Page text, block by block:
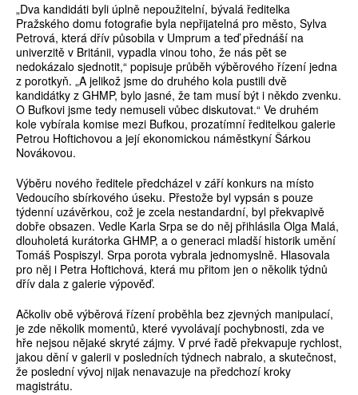
„Dva kandidáti byli úplně nepoužitelní, bývalá ředitelka
Pražského domu fotografie byla nepřijatelná pro město, Sylva
Petrová, která dřív působila v Umprum a teď přednáší na
univerzitě v Británii, vypadla vinou toho, že nás pět se
nedokázalo sjednotit,“ popisuje průběh výběrového řízení jedna
z porotkyň. „A jelikož jsme do druhého kola pustili dvě
kandidátky z GHMP, bylo jasné, že tam musí být i někdo zvenku.
O Bufkovi jsme tedy nemuseli vůbec diskutovat.“ Ve druhém
kole vybírala komise mezi Bufkou, prozatímní ředitelkou galerie
Petrou Hoftichovou a její ekonomickou náměstkyní Šárkou
Novákovou.
Výběru nového ředitele předcházel v září konkurs na místo
Vedoucího sbírkového úseku. Přestože byl vypsán s pouze
týdenní uzávěrkou, což je zcela nestandardní, byl překvapivě
dobře obsazen. Vedle Karla Srpa se do něj přihlásila Olga Malá,
dlouholetá kurátorka GHMP, a o generaci mladší historik umění
Tomáš Pospiszyl. Srpa porota vybrala jednomyslně. Hlasovala
pro něj i Petra Hoftichová, která mu přitom jen o několik týdnů
dřív dala z galerie výpověď.
Ačkoliv obě výběrová řízení proběhla bez zjevných manipulací,
je zde několik momentů, které vyvolávají pochybnosti, zda ve
hře nejsou nějaké skryté zájmy. V prvé řadě překvapuje rychlost,
jakou dění v galerii v posledních týdnech nabralo, a skutečnost,
že poslední vývoj nijak nenavazuje na předchozí kroky
magistrátu.